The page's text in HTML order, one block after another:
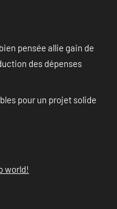
pensée allie gain de
des dépenses
pour un projet solide
world!